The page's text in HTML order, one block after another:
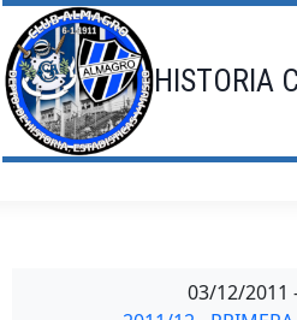
Saltar
al
contenido
HISTORIA
03/12/2011